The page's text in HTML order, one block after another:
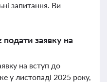
запитання. Ви
заявку на
на вступ до
у листопаді 2025 року,